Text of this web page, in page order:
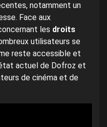
notamment un
Face aux
les droits
utilisateurs se
reste accessible et
actuel de Dofroz et
de cinéma et de